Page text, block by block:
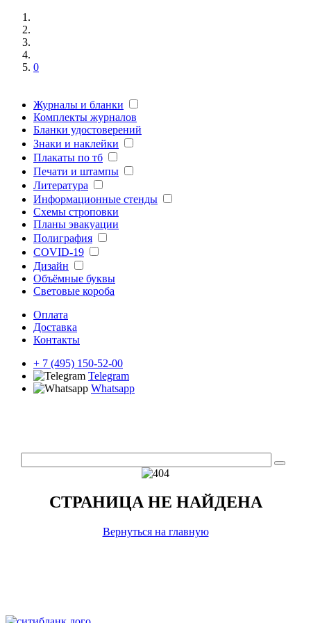
0
Журналы и бланки
Комплекты журналов
Бланки удостоверений
Знаки и наклейки
Плакаты по тб
Печати и штампы
Литература
Информационные стенды
Схемы строповки
Планы эвакуации
Полиграфия
COVID-19
Дизайн
Объёмные буквы
Световые короба
Оплата
Доставка
Контакты
+ 7 (495) 150-52-00
Telegram
Whatsapp
СТРАНИЦА НЕ НАЙДЕНА
Вернуться на главную